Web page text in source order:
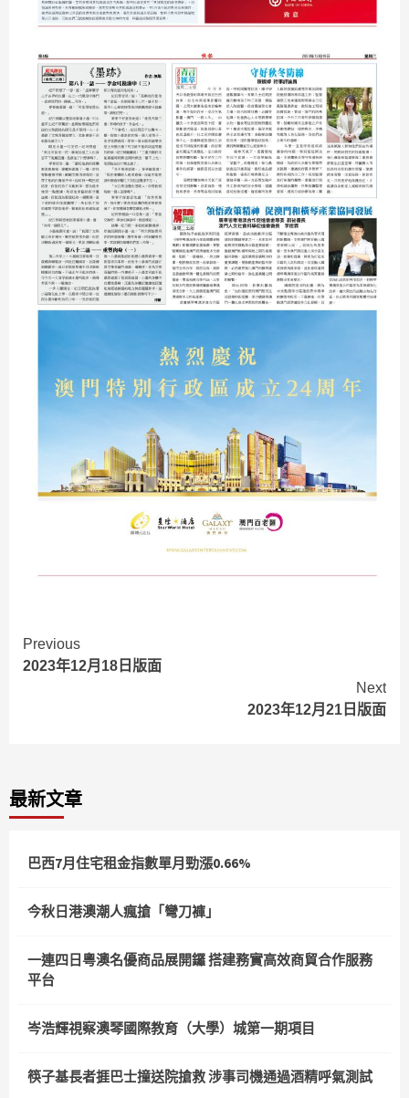
Continue
Reading
Previous
2023年12月18日版面
Next
2023年12月21日版面
最新文章
巴西7月住宅租金指數單月勁漲0.66%
今秋日港澳潮人瘋搶「彎刀褲」
一連四日粵澳名優商品展開鑼 搭建務實高效商貿合作服務
平台
岑浩輝視察澳琴國際教育（大學）城第一期項目
筷子基長者捱巴士撞送院搶救 涉事司機通過酒精呼氣測試